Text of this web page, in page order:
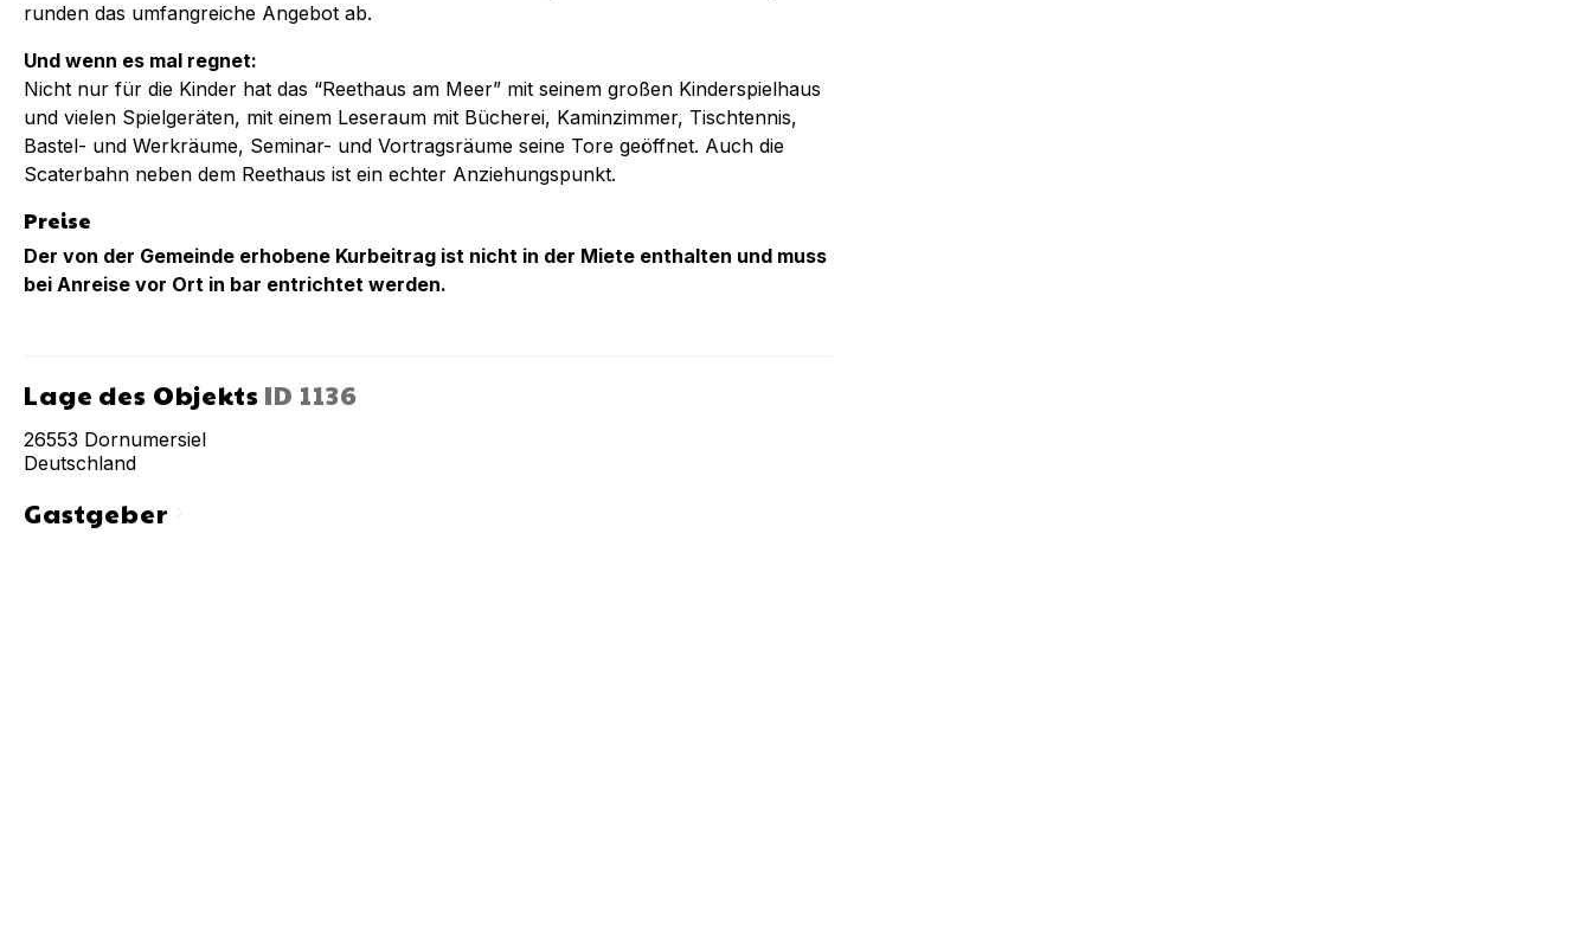
runden das umfangreiche Angebot ab.
Und wenn es mal regnet:
Nicht nur für die Kinder hat das “Reethaus am Meer” mit seinem großen Kinderspielhaus
und vielen Spielgeräten, mit einem Leseraum mit Bücherei, Kaminzimmer, Tischtennis,
Bastel- und Werkräume, Seminar- und Vortragsräume seine Tore geöffnet. Auch die
Scaterbahn neben dem Reethaus ist ein echter Anziehungspunkt.
Preise
Der von der Gemeinde erhobene Kurbeitrag ist nicht in der Miete enthalten und muss
bei Anreise vor Ort in bar entrichtet werden.
Lage des Objekts ID 1136
26553 Dornumersiel
Deutschland
Gastgeberchevron_right